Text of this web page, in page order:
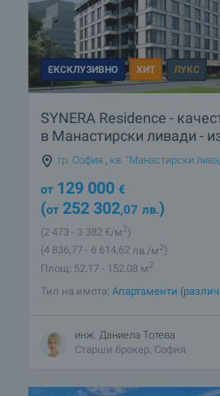
ЕКСКЛУЗИВНО ХИТ ЛУКС
SYNERA Residence -
в Манастирски ливади -
гр. София кв. "Манастирски
от 129 000 €
(от 252 302,07 лв.)
(2 473 - 3 382 €/м2)
(4 836,77 - 6 614,62 лв./м2)
Площ: 52.17 - 152.08 м2
Тип на имота: Апартаменти
инж. Даниела Тотева
Старши брокер, София